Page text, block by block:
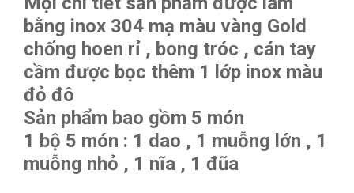
bằng inox 304 mạ màu vàng Gold
chống hoen rỉ , bong tróc , cán tay
cầm được bọc thêm 1 lớp inox màu
đỏ đô
Sản phẩm bao gồm 5 món
1 bộ 5 món : 1 dao , 1 muỗng lớn , 1
muỗng nhỏ , 1 nĩa , 1 đũa